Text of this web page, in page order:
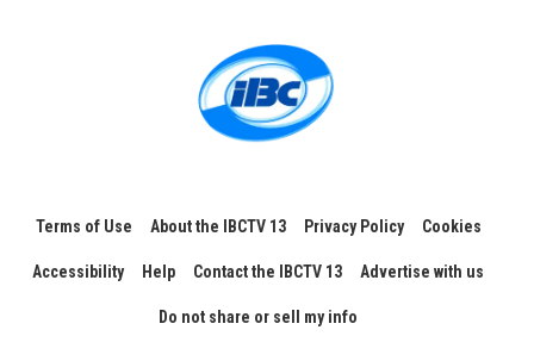
Terms of Use About the IBCTV 13 Privacy Policy Cookies
Accessibility Help Contact the IBCTV 13 Advertise with us
Do not share or sell my info